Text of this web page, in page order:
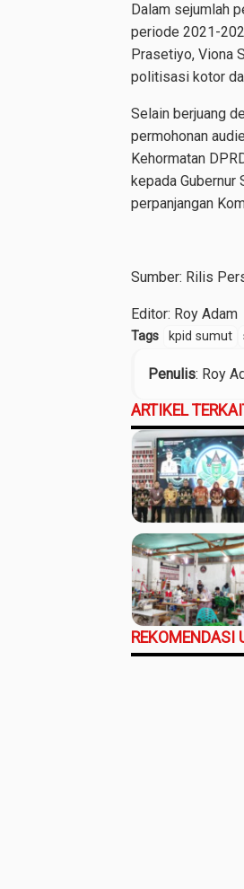
Dalam sejumlah
periode 2021-
Prasetiyo, Viona
politisasi kotor
Selain berjuang
permohonan
Kehormatan
kepada
perpanjangan
Sumber: Rilis
Editor: Roy Adam
Tags kpid sumut
Penulis: Roy
ARTIKEL
REKOMENDASI